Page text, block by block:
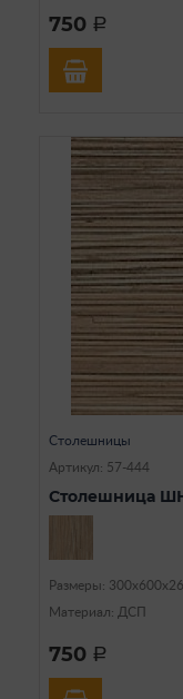
750 a
Столешницы
Артикул: 57-444
Столешница
Размеры: 300х600х26
Материал: ДСП
750 a